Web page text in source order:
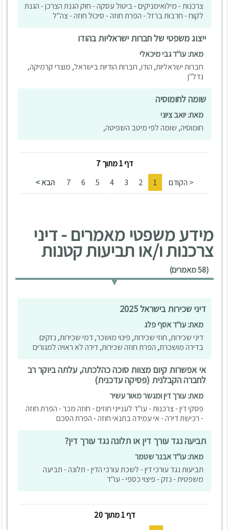
צרכנות - מילואימניקים - ביטול עסקה - חוק הגנת הצרכן - הגנת
לקוח - חרבות ברזל - הפרת חוזה - סיכול חוזה - צה"ל
ייצוג משפטי של חברות ישראליות בהודו
מאת: עו"ד גבי מיכאלי
חברות ישראליות, הודו, חברות הודיות בישראל, מוצרי קרמיקה,
נדל"ן
שומה לחומוסיה
מאת: יואב ציוני
חומוסיה, שומה לפי מיטב השפיטה,
דף 1 מתוך 7
< הקודם
1
2
3
4
5
6
7 הבא >
מידע משפטי מאמרים - דיני
צרכנות ו/או תביעות קטנות
(58 מאמרים)
דיני שכירות בישראל 2025
מאת: עו"ד אסף פלג
דיני שכירות, חוזי שכירות, פינוי מושכר, דמי שכירות, נזקים
בדירה מושכרת, הפרת חוזה שכירות, דירה לא ראויה למגורים
אי אפשרות קיום מצוות סוכה כהלכתה, עלתה ביוקר רב
לחברה הקבלנית (פסיקה עדכנית)
מאת: עורך דין ומגשר מאור עשיר
פסקי דין - צרכנות - עו"ד לענייני חוזים - חוזה מכר - הפרת חוזה
- רכישת דירה - אי עמידה בתנאי חוזה - הפרת הסכם
תביעה נגד עורך דין או תלונה נגד עורך דין?
מאת: עו"ד אבנר שטמר
תביעות נגד עורכי דין - לשכת עורכי הדין - תלונה - תביעה
משפטית - נזק - פיצוי כספי - עו"ד
דף 1 מתוך 20